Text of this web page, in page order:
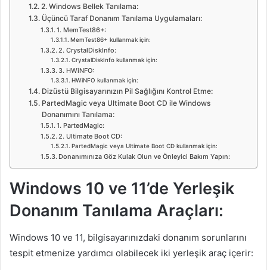
2. Windows Bellek Tanılama:
Üçüncü Taraf Donanım Tanılama Uygulamaları:
1. MemTest86+:
MemTest86+ kullanmak için:
2. CrystalDiskInfo:
CrystalDiskInfo kullanmak için:
3. HWiNFO:
HWiNFO kullanmak için:
Dizüstü Bilgisayarınızın Pil Sağlığını Kontrol Etme:
PartedMagic veya Ultimate Boot CD ile Windows
Donanımını Tanılama:
1. PartedMagic:
2. Ultimate Boot CD:
PartedMagic veya Ultimate Boot CD kullanmak için:
Donanımınıza Göz Kulak Olun ve Önleyici Bakım Yapın:
Windows 10 ve 11’de Yerleşik
Donanım Tanılama Araçları:
Windows 10 ve 11, bilgisayarınızdaki donanım sorunlarını
tespit etmenize yardımcı olabilecek iki yerleşik araç içerir: